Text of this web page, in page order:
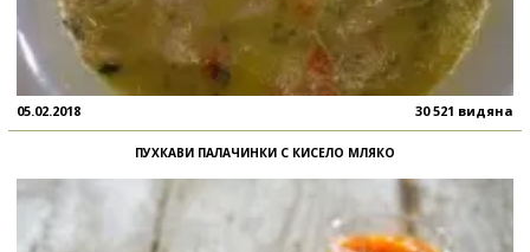
05.02.2018 30 521 видяна
ПУХКАВИ ПАЛАЧИНКИ С КИСЕЛО МЛЯКО